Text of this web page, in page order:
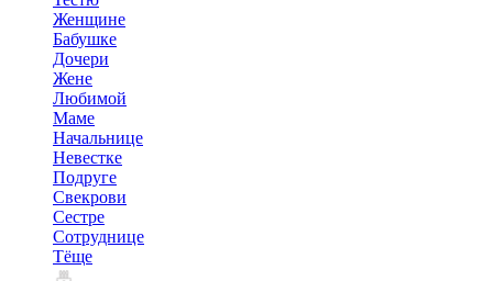
Женщине
Бабушке
Дочери
Жене
Любимой
Маме
Начальнице
Невестке
Подруге
Свекрови
Сестре
Сотруднице
Тёще